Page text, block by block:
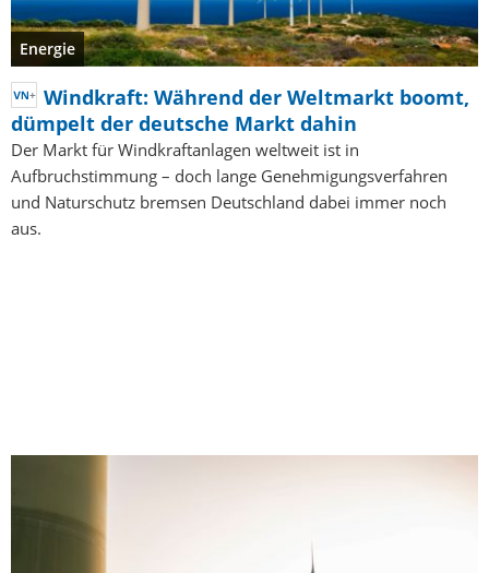
Energie
Windkraft: Während der Weltmarkt boomt,
dümpelt der deutsche Markt dahin
Der Markt für Windkraftanlagen weltweit ist in
Aufbruchstimmung – doch lange Genehmigungsverfahren
und Naturschutz bremsen Deutschland dabei immer noch
aus.